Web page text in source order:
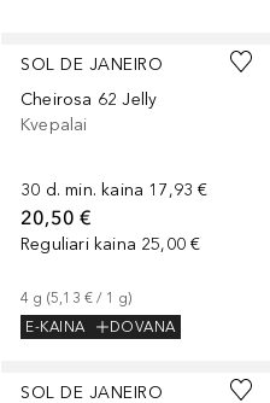
SOL DE JANEIRO
Cheirosa 62 Jelly
Kvepalai
30 d. min. kaina 17,93 €
20,50 €
Reguliari kaina 25,00 €
4 g (5,13 € / 1 g)
E-KAINA
DOVANA
SOL DE JANEIRO